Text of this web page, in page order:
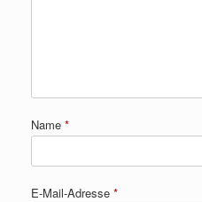
Name *
E-Mail-Adresse *